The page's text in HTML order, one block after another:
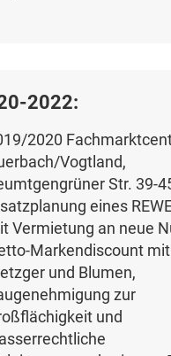
2022:
2020
Vogtland,
Str. 39-
eines
Vermietung an neue
Markendiscount mit
und Blumen,
zur
und